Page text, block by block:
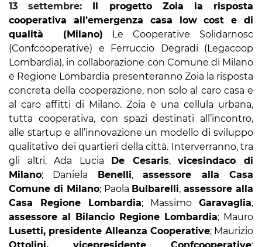
13 settembre:
Il progetto Zoia la risposta
cooperativa all’emergenza casa low cost e di
qualità (Milano)
Le Cooperative Solidarnosc
(Confcooperative) e Ferruccio Degradi (Legacoop
Lombardia), in collaborazione con Comune di Milano
e Regione Lombardia presenteranno Zoia la risposta
concreta della cooperazione, non solo al caro casa e
al caro affitti di Milano. Zoia è una cellula urbana,
tutta cooperativa, con spazi destinati all’incontro,
alle startup e all’innovazione un modello di sviluppo
qualitativo dei quartieri della città. Interverranno, tra
gli altri, Ada Lucia
De Cesaris,vicesindaco di
Milano; Daniela Benelli,assessore alla Casa
Comune di Milano; Paola Bulbarelli,assessore alla
Casa Regione Lombardia; Massimo Garavaglia,
assessore al Bilancio Regione Lombardia; Mauro
Lusetti, presidente Alleanza Cooperative; Maurizio